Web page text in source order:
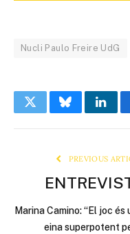
Nucli Paulo Freire UdG
TwitterBluesky
PREVIOUS
Marina Camino: “El joc és
eina superpotent